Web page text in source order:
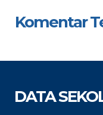
Komentar
DATA